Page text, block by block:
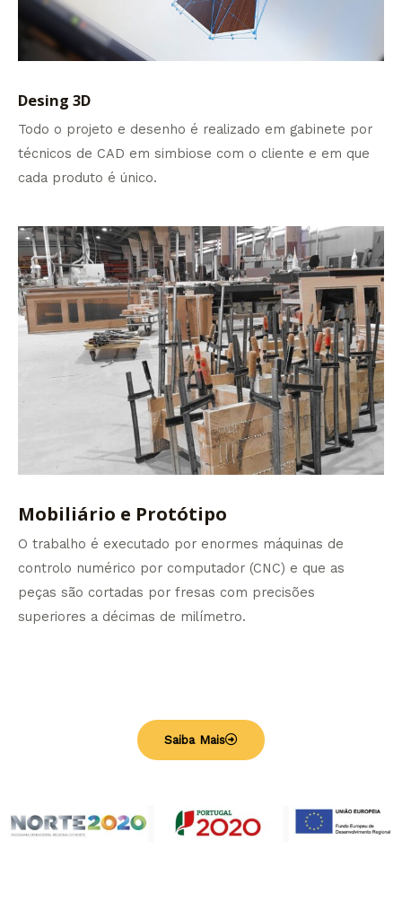
Desing 3D
Todo o projeto e desenho é realizado em gabinete por
técnicos de CAD em simbiose com o cliente e em que
cada produto é único.
Mobiliário e Protótipo
O trabalho é executado por enormes máquinas de
controlo numérico por computador (CNC) e que as
peças são cortadas por fresas com precisões
superiores a décimas de milímetro.
Saiba Mais